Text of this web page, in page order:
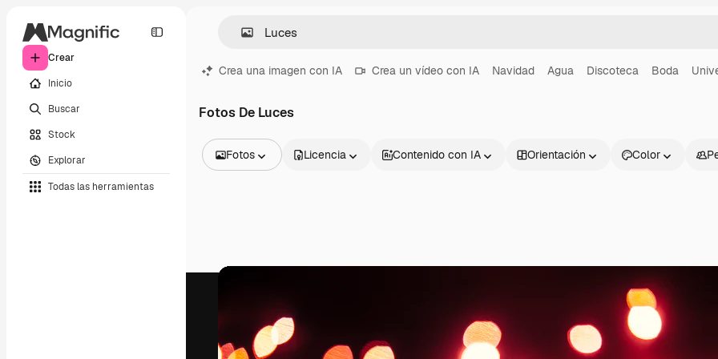
Crear
Inicio
Buscar
Stock
Explorar
Todas las herramientas
Crea una imagen con IA Crea un vídeo con IA Navidad Agua Discoteca Boda
Fotos De Luces
Fotos
Vídeos
Plantillas de vídeos
Modelos 3D
Fuentes
Licencia Contenido con IA Orientación Color
Productos Información útil